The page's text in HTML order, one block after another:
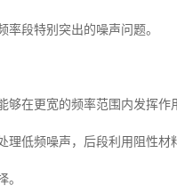
段特别突出的噪声问题。
够在更宽的频率范围内发挥作
低频噪声，后段利用阻性
。